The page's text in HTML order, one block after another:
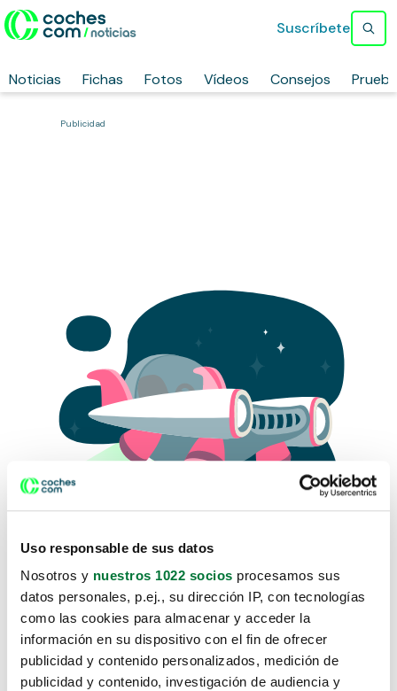
Uso responsable de sus datos
Nosotros y nuestros 1022 socios procesamos sus
datos personales, p.ej., su dirección IP, con tecnologías
como las cookies para almacenar y acceder la
información en su dispositivo con el fin de ofrecer
publicidad y contenido personalizados, medición de
publicidad y contenido, investigación de audiencia y
Noticias Fichas Fotos Vídeos Consejos
Suscríbete
Publicidad
Lo sentimos, no sabemos como
te hemos traido hasta aquí.